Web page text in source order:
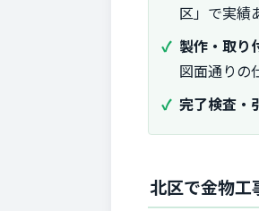
区」で実績
製作・取り
図面通りの
完了検査・
北区で金物工